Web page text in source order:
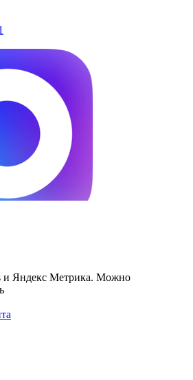
и Яндекс Метрика. Можно